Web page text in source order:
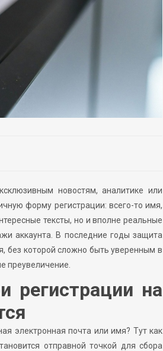
новостям, аналитике или
форму регистрации: всего-то имя,
тексты, но и вполне реальные
аккаунта. В последние годы защита
которой сложно быть уверенным в
преувеличение.
регистрации на
электронная почта или имя? Тут как
отправной точкой для сбора